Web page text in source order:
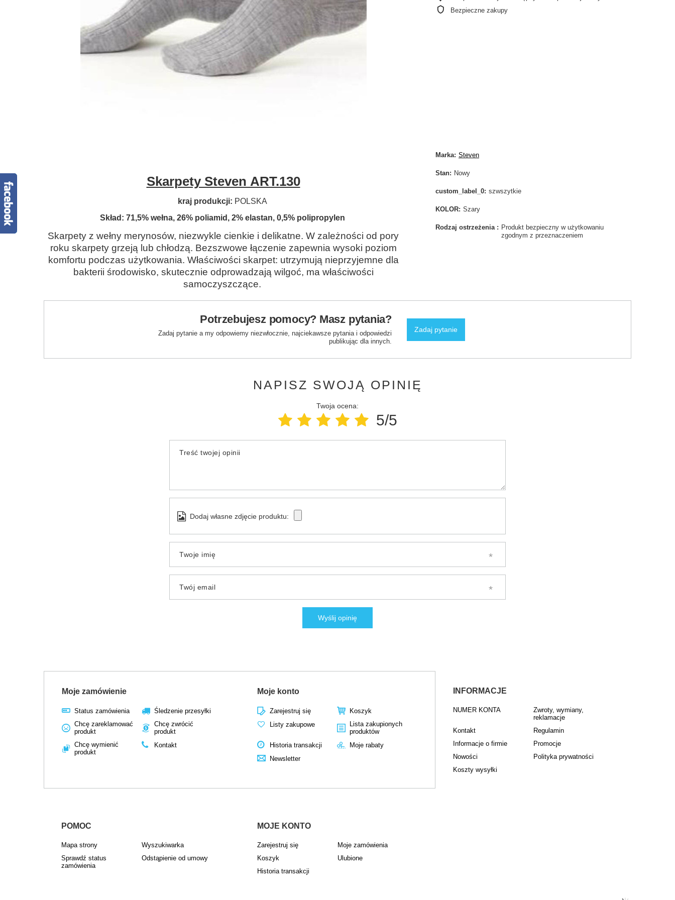
Bezpieczne zakupy
Skarpety Steven ART.130
kraj produkcji: POLSKA
Skład: 71,5% wełna, 26% poliamid, 2% elastan, 0,5% polipropylen
Skarpety z wełny merynosów, niezwykle cienkie i delikatne. W zależności od pory
roku skarpety grzeją lub chłodzą. Bezszwowe łączenie zapewnia wysoki poziom
komfortu podczas użytkowania. Właściwości skarpet: utrzymują nieprzyjemne dla
bakterii środowisko, skutecznie odprowadzają wilgoć, ma właściwości
samoczyszczące.
Marka Steven
Stan Nowy
custom_label_0 szwszytkie
KOLOR Szary
Rodzaj ostrzeżenia
Produkt bezpieczny w użytkowaniu
zgodnym z przeznaczeniem
Potrzebujesz pomocy? Masz pytania?
Zadaj pytanie a my odpowiemy niezwłocznie, najciekawsze pytania i odpowiedzi
publikując dla innych.
Zadaj pytanie
NAPISZ SWOJĄ OPINIĘ
Twoja ocena:
5/5
Treść twojej opinii
Dodaj własne zdjęcie produktu:
Twoje imię
Twój email
Wyślij opinię
Moje zamówienie
Status zamówienia
Śledzenie przesyłki
Chcę zareklamować
produkt
Chcę zwrócić
produkt
Chcę wymienić
produkt
Kontakt
Moje konto
Zarejestruj się
Koszyk
Listy zakupowe
Lista zakupionych
produktów
Historia transakcji
Moje rabaty
Newsletter
INFORMACJE
NUMER KONTA
Zwroty, wymiany,
reklamacje
Kontakt
Regulamin
Informacje o firmie
Promocje
Nowości
Polityka prywatności
Koszty wysyłki
POMOC
Mapa strony
Wyszukiwarka
Sprawdź status
zamówienia
Odstąpienie od umowy
MOJE KONTO
Zarejestruj się
Moje zamówienia
Koszyk
Ulubione
Historia transakcji